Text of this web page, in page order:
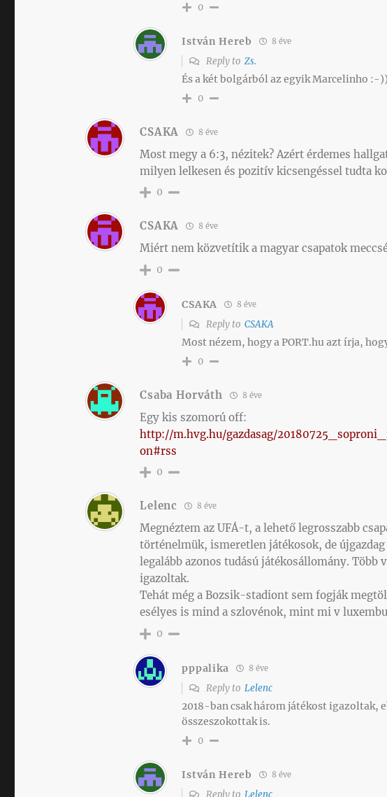
0
István Hereb 8 éve
Reply toZs.
És a két bolgárból az egyik Marcelinho :-))
0
CSAKA 8 éve
Most megy a 6:3, nézitek? Azért érdemes
milyen lelkesen és pozitív kicsengéssel tudta
0
CSAKA 8 éve
Miért nem közvetítik a magyar csapatok
0
CSAKA 8 éve
Reply toCSAKA
Most nézem, hogy a PORT.hu azt írja,
0
Csaba Horváth 8 éve
Egy kis szomorú off:
http://m.hvg.hu/gazdasag/
on#rss
0
Lelenc 8 éve
Megnéztem az UFÁ-t, a lehető legrosszabb
történelmük, ismeretlen játékosok, de újgazdag
legalább azonos tudású játékosállomány. Több
igazoltak.
Tehát még a Bozsik-stadiont sem fogják
esélyes is mind a szlovénok, mint mi v
0
pppalika 8 éve
Reply toLelenc
2018-ban csak három játékost igazoltak,
összeszokottak is.
0
István Hereb 8 éve
Reply to Lelenc